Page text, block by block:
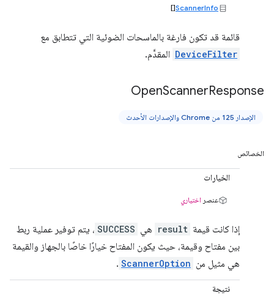
ScannerInfo
[]
قائمة قد تكون فارغة بالماسحات الضوئية التي تتطابق مع
DeviceFilter المقدَّم.
OpenScannerResponse
الإصدار 125 من Chrome والإصدارات الأحدث
الخصائص
الخيارات
عنصر اختياري
إذا كانت قيمة result هي SUCCESS ، يتم توفير عملية ربط
بين مفتاح وقيمة، حيث يكون المفتاح خيارًا خاصًا بالجهاز والقيمة
هي مثيل من ScannerOption
.
نتيجة